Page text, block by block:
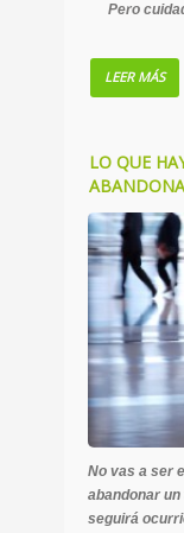
Pero
LEER MÁS
LO QUE
No vas a ser
abandonar
seguirá